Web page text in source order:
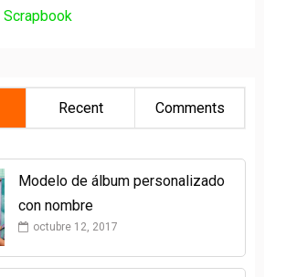
Scrapbook
Recent Comments
Modelo de álbum personalizado
con nombre
octubre 12, 2017